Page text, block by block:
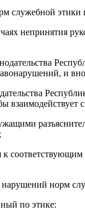
служебной
непринятия
и
к
нарушений норм
по этике: